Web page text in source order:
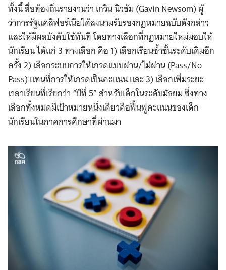
ทั้งนี้ สื่อท้องถิ่นรายงานว่า เกวิน นิวซัม (Gavin Newsom) ผู้
ว่าการรัฐแคลิฟอร์เนียได้ลงนามรับรองกฎหมายฉบับดังกล่าว
และให้มีผลบังคับใช้ทันที โดยทางเลือกที่กฎหมายใหม่มอบให้
นักเรียน ได้แก่ 3 ทางเลือก คือ 1) เลือกเรียนซ้ำชั้นระดับเดิมอีก
ครั้ง 2) เลือกระบบการให้เกรดแบบผ่าน/ไม่ผ่าน (Pass/No
Pass) แทนที่การให้เกรดเป็นคะแนน และ 3) เลือกเพิ่มระยะ
เวลาเรียนที่เรียกว่า “ปีที่ 5” สำหรับเด็กในระดับมัธยม ซึ่งทาง
เลือกทั้งหมดมีเป้าหมายหนึ่งเดียวคือฟื้นฟูคะแนนของเด็ก
นักเรียนในภาคการศึกษาที่ผ่านมา